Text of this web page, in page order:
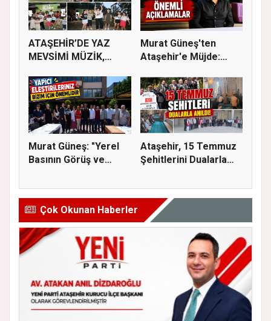
ATAŞEHİR’DE YAZ
MEVSİMİ MÜZİK,
Murat Güneş'ten
Ataşehir'e Müjde:
Murat Güneş: "Yerel
Basının Görüş ve
Ataşehir, 15 Temmuz
Şehitlerini Dualarla
Çok Okunan Haberler